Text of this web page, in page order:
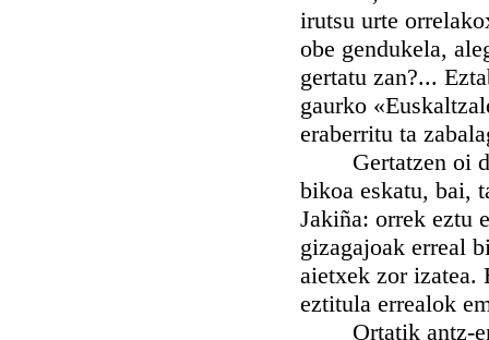
irutsu urte
obe gendukela,
gertatu zan?...
gaurko
eraberritu ta
Gertatzen oi da
bikoa eskatu, bai,
Jakiña: orrek eztu
gizagajoak erreal
aietxek zor izatea.
eztitula errealok
Ortatik antz-